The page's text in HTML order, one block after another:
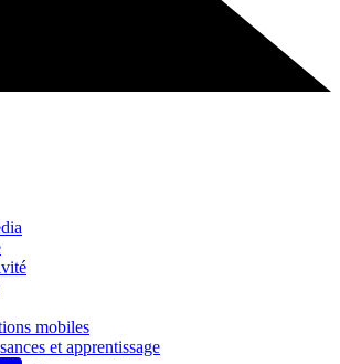
mobiles
et apprentissage